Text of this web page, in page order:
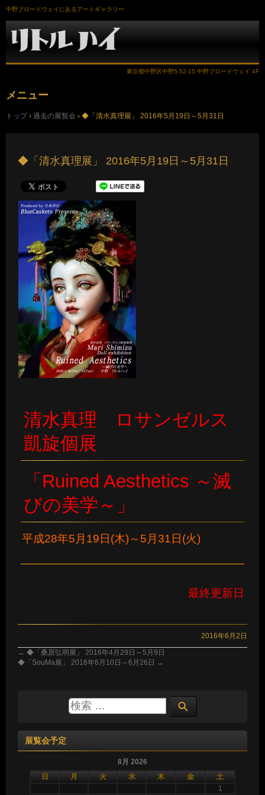
中野ブロードウェイにあるアートギャラリー
東京都中野区中野5-52-15 中野ブロードウェイ 4F
メニュー
ン
トップ › 過去の展覧会 › ◆「清水真理展」 2016年5月19日～5月31日
◆「清水真理展」 2016年5月19日～5月31日
清水真理 ロサンゼルス
凱旋個展
「Ruined Aesthetics ～滅
びの美学～」
平成28年5月19日(木)～5月31日(火)
最終更新日
2016年6月2日
← ◆「桑原弘明展」 2016年4月29日～5月9日
◆「SouMa展」 2016年6月10日～6月26日 →
展覧会予定
8月 2026
日
月 火 水 木 金
土
1